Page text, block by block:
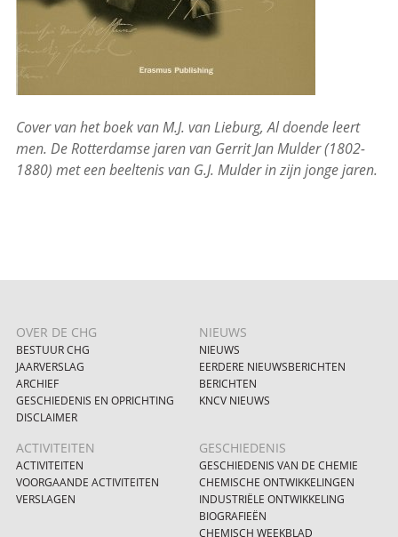
Cover van het boek van M.J. van Lieburg, Al doende leert
men. De Rotterdamse jaren van Gerrit Jan Mulder (1802-
1880) met een beeltenis van G.J. Mulder in zijn jonge jaren.
OVER DE CHG
BESTUUR CHG
JAARVERSLAG
ARCHIEF
GESCHIEDENIS EN OPRICHTING
DISCLAIMER
NIEUWS
NIEUWS
EERDERE NIEUWSBERICHTEN
BERICHTEN
KNCV NIEUWS
ACTIVITEITEN
ACTIVITEITEN
VOORGAANDE ACTIVITEITEN
VERSLAGEN
GESCHIEDENIS
GESCHIEDENIS VAN DE CHEMIE
CHEMISCHE ONTWIKKELINGEN
INDUSTRIËLE ONTWIKKELING
BIOGRAFIEËN
CHEMISCH WEEKBLAD